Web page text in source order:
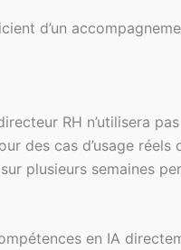
d’un
RH n’utilisera
des cas d’usage
plusieurs
en IA